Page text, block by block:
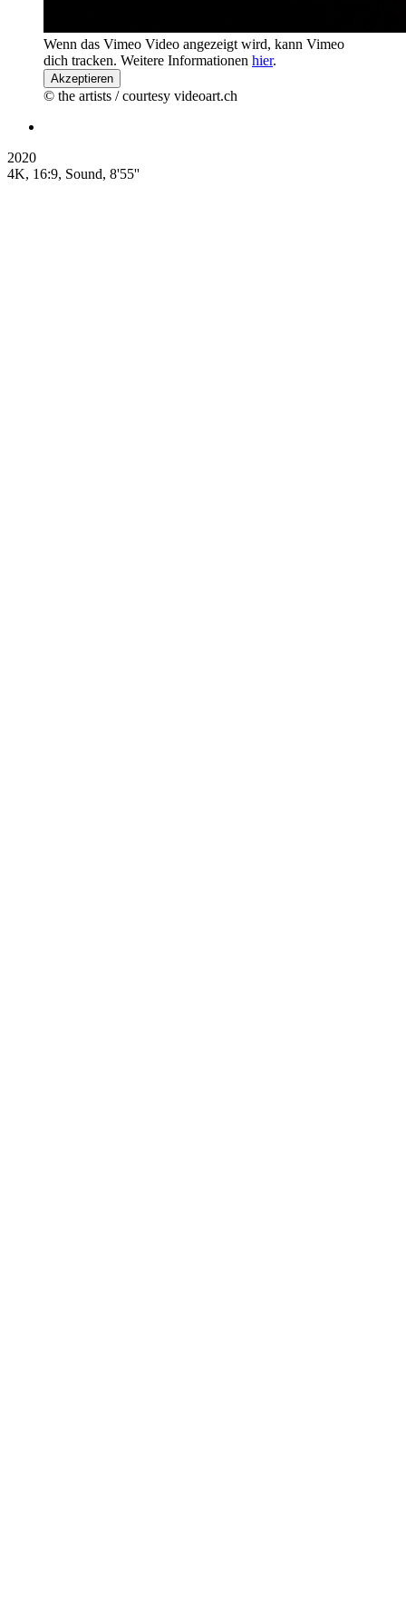
Wenn das Vimeo Video angezeigt wird, kann Vimeo
dich tracken. Weitere Informationen hier.
Akzeptieren
© the artists / courtesy videoart.ch
2020
4K, 16:9, Sound, 8'55''